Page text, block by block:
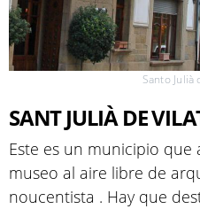
Santo
SANT JULIÀ DE
Este es un municipio
museo al aire libre de
noucentista . Hay que